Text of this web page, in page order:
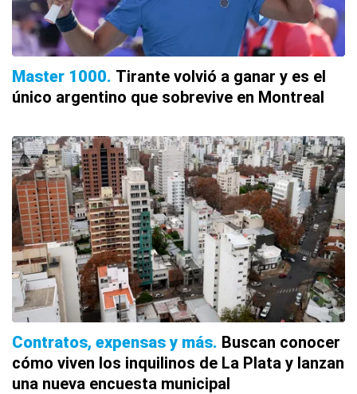
Master 1000 Tirante volvió a ganar y es el
único argentino que sobrevive en Montreal
Contratos, expensas y más Buscan conocer
cómo viven los inquilinos de La Plata y lanzan
una nueva encuesta municipal